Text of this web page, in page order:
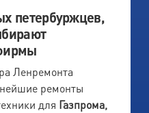
петербуржцев,
Ленремонта
ремонты
для Газпрома,